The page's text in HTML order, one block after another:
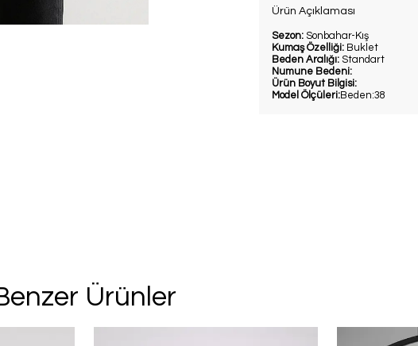
Ürün Açıklaması
Sezon: Sonbahar-Kış
Kumaş Özelliği: Buklet
Beden Aralığı: Standart
Numune Bedeni:
Ürün Boyut Bilgisi:
Model Ölçüleri:Beden:38
Ürünler